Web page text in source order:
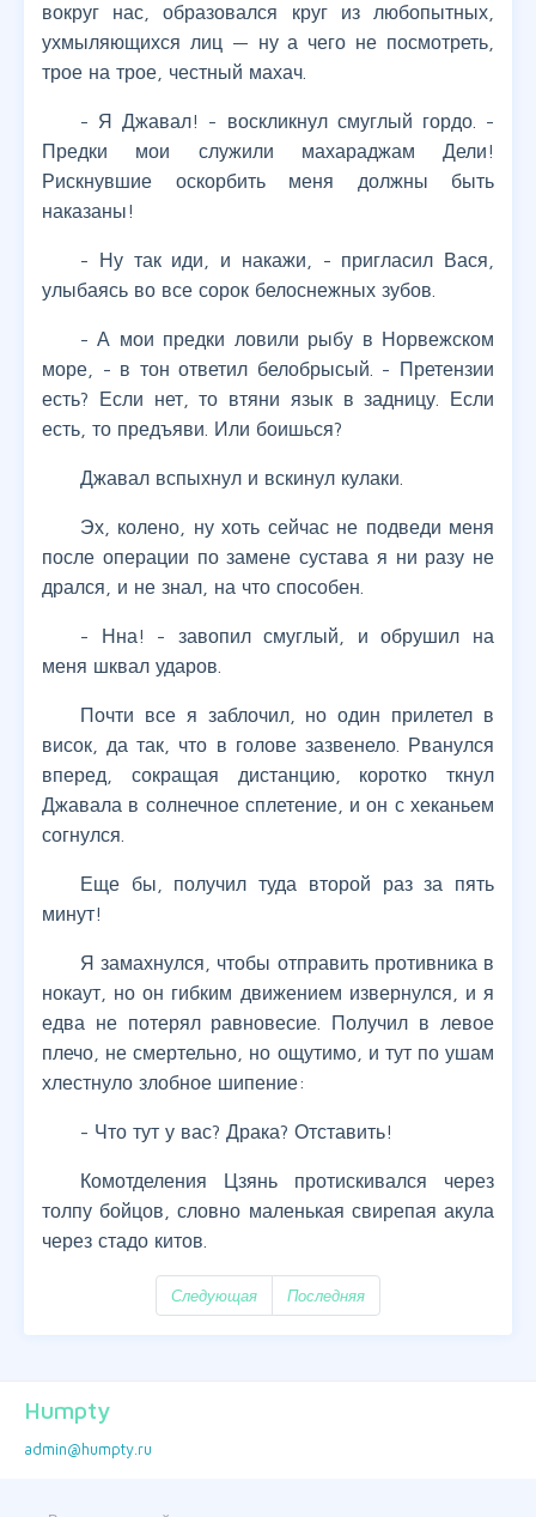
вокруг нас, образовался круг из любопытных,
ухмыляющихся лиц — ну а чего не посмотреть,
трое на трое, честный махач.
- Я Джавал! - воскликнул смуглый гордо. -
Предки мои служили махараджам Дели!
Рискнувшие оскорбить меня должны быть
наказаны!
- Ну так иди, и накажи, - пригласил Вася,
улыбаясь во все сорок белоснежных зубов.
- А мои предки ловили рыбу в Норвежском
море, - в тон ответил белобрысый. - Претензии
есть? Если нет, то втяни язык в задницу. Если
есть, то предъяви. Или боишься?
Джавал вспыхнул и вскинул кулаки.
Эх, колено, ну хоть сейчас не подведи меня
после операции по замене сустава я ни разу не
дрался, и не знал, на что способен.
- Нна! - завопил смуглый, и обрушил на
меня шквал ударов.
Почти все я заблочил, но один прилетел в
висок, да так, что в голове зазвенело. Рванулся
вперед, сокращая дистанцию, коротко ткнул
Джавала в солнечное сплетение, и он с хеканьем
согнулся.
Еще бы, получил туда второй раз за пять
минут!
Я замахнулся, чтобы отправить противника в
нокаут, но он гибким движением извернулся, и я
едва не потерял равновесие. Получил в левое
плечо, не смертельно, но ощутимо, и тут по ушам
хлестнуло злобное шипение:
- Что тут у вас? Драка? Отставить!
Комотделения Цзянь протискивался через
толпу бойцов, словно маленькая свирепая акула
через стадо китов.
Следующая Последняя
Humpty
admin@humpty.ru